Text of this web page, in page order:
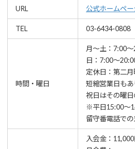
URL 公式ホームペー
TEL 03-6434-0808
時間・曜日
月～土：7:00～
日：7:00～
定休日：第二月
短縮営業日もあ
祝日はその曜日
※平日15:00～
留守番電話での
入会金：